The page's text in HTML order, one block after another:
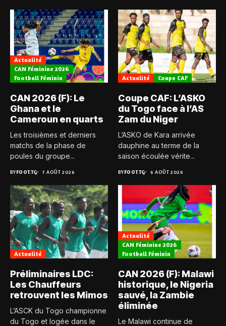
Actualité
CAN Féminine 2026
Football Féminin
CAN 2026 (F): Le
Ghana et le
Cameroun en quarts
Les troisièmes et derniers
matchs de la phase de
poules du groupe...
BYFOOT.TG 7 AOÛT 2026
Actualité Coupe CAF
Coupe CAF: L’ASKO
du Togo face à l’AS
Zam du Niger
L’ASKO de Kara arrivée
dauphine au terme de la
saison écoulée vérite...
BYFOOT.TG 6 AOÛT 2026
Actualité
Préliminaires LDC:
Les Chauffeurs
retrouvent les Mimos
L’ASCK du Togo championne
du Togo et logée dans le
Actualité
CAN Féminine 2026
Football Féminin
CAN 2026 (F): Malawi
historique, le Nigeria
sauvé, la Zambie
éliminée
Le Malawi continue de